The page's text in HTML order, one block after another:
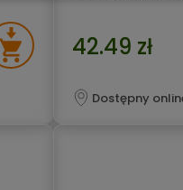
42.49 zł
Dostępny